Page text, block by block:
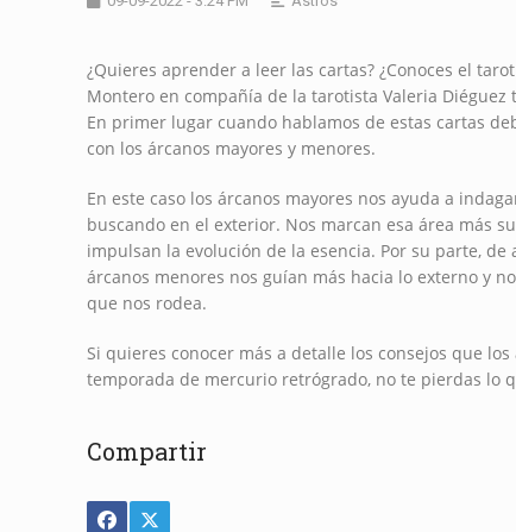
¿Quieres aprender a leer las cartas? ¿Conoces el
Montero en compañía de la tarotista Valeria
En primer lugar cuando hablamos de estas cartas
con los árcanos mayores y menores.
En este caso los árcanos mayores nos ayuda a
buscando en el exterior. Nos marcan esa área más
impulsan la evolución de la esencia. Por su parte,
árcanos menores nos guían más hacia lo externo y
que nos rodea.
Si quieres conocer más a detalle los consejos que
temporada de mercurio retrógrado, no te pierdas lo
Compartir